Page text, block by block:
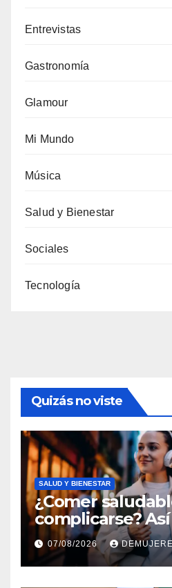
Entrevistas
Gastronomía
Glamour
Mi Mundo
Música
Salud y Bienestar
Sociales
Tecnología
Quizás no viste
SALUD Y BIENESTAR
¿Comer
complicarse?
cambiando sus
nuevas
07/08/2026